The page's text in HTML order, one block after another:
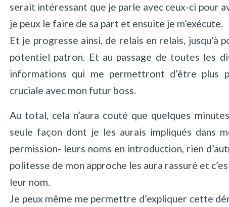
serait intéressant que je parle avec ceux-ci pour
je peux le faire de sa part et ensuite je m’exécute.
Et je progresse ainsi, de relais en relais, jusqu’à
potentiel patron. Et au passage de toutes les
informations qui me permettront d’être plus
cruciale avec mon futur boss.
Au total, cela n’aura couté que quelques
seule façon dont je les aurais impliqués dans
permission- leurs noms en introduction, rien
politesse de mon approche les aura rassuré et
leur nom.
Je peux même me permettre d’expliquer cette